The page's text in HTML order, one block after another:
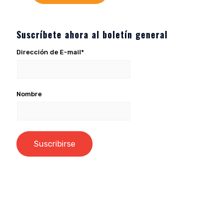
Suscríbete ahora al boletín general
Dirección de E-mail*
Nombre